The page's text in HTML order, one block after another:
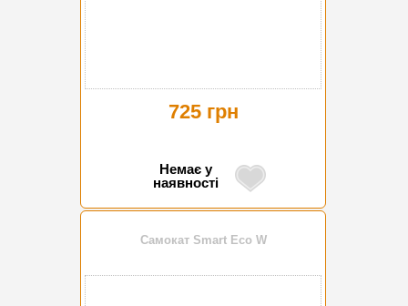
725 грн
Немає у
наявності
Самокат Smart Eco W